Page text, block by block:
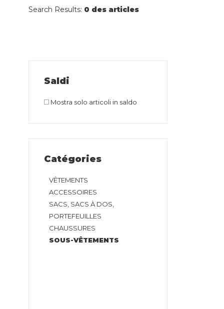
Search Results: 0 des articles
Saldi
Mostra solo articoli in saldo
Catégories
VÊTEMENTS
ACCESSOIRES
SACS, SACS À DOS,
PORTEFEUILLES
CHAUSSURES
SOUS-VÊTEMENTS